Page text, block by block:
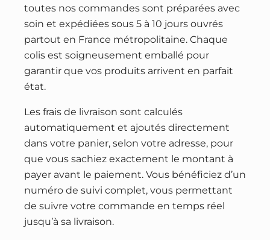
toutes nos commandes sont préparées avec
soin et expédiées sous 5 à 10 jours ouvrés
partout en France métropolitaine. Chaque
colis est soigneusement emballé pour
garantir que vos produits arrivent en parfait
état.
Les frais de livraison sont calculés
automatiquement et ajoutés directement
dans votre panier, selon votre adresse, pour
que vous sachiez exactement le montant à
payer avant le paiement. Vous bénéficiez d’un
numéro de suivi complet, vous permettant
de suivre votre commande en temps réel
jusqu’à sa livraison.